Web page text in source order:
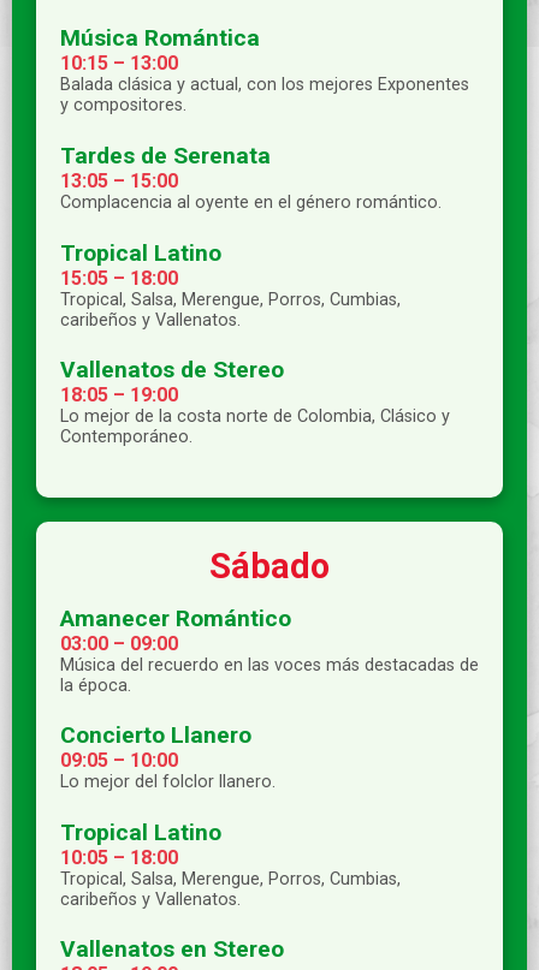
Música Romántica
10:15 – 13:00
Balada clásica y actual, con los mejores Exponentes
y compositores.
Tardes de Serenata
13:05 – 15:00
Complacencia al oyente en el género romántico.
Tropical Latino
15:05 – 18:00
Tropical, Salsa, Merengue, Porros, Cumbias,
caribeños y Vallenatos.
Vallenatos de Stereo
18:05 – 19:00
Lo mejor de la costa norte de Colombia, Clásico y
Contemporáneo.
Sábado
Amanecer Romántico
03:00 – 09:00
Música del recuerdo en las voces más destacadas de
la época.
Concierto Llanero
09:05 – 10:00
Lo mejor del folclor llanero.
Tropical Latino
10:05 – 18:00
Tropical, Salsa, Merengue, Porros, Cumbias,
caribeños y Vallenatos.
Vallenatos en Stereo